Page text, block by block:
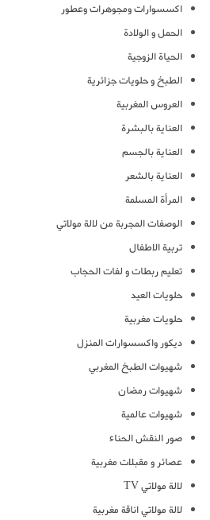
اكسسوارات ومجوهرات وعطور
الحمل و الولادة
الحياة الزوجية
الطبخ و حلويات جزائرية
العروس المغربية
العناية بالبشرة
العناية بالجسم
العناية بالشعر
المرأة المسلمة
الوصفات المجربة من لالة مولاتي
تربية الاطفال
تعليم ربطات و لفات الحجاب
حلويات العيد
حلويات مغربية
ديكور واكسسوارات المنزل
شهيوات الطبخ المغربي
شهيوات رمضان
شهيوات عالمية
صور النقش الحناء
عصائر و مقبلات مغربية
لالة مولاتي TV
لالة مولاتي اناقة مغربية